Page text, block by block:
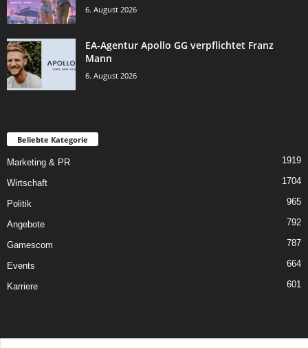
6. August 2026
EA-Agentur Apollo GG verpflichtet Franz
Mann
6. August 2026
Beliebte Kategorie
Marketing & PR 1919
Wirtschaft 1704
Politik 965
Angebote 792
Gamescom 787
Events 664
Karriere 601